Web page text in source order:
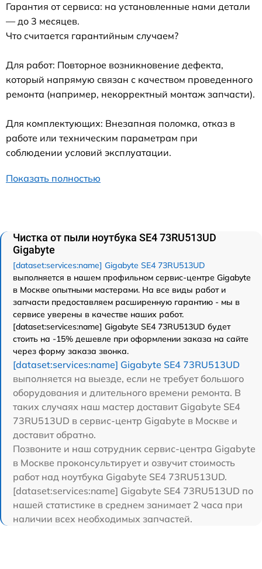
Гарантия от сервиса: на установленные нами детали
— до 3 месяцев.
Что считается гарантийным случаем?
Для работ: Повторное возникновение дефекта,
который напрямую связан с качеством проведенного
ремонта (например, некорректный монтаж запчасти).
Для комплектующих: Внезапная поломка, отказ в
работе или техническим параметрам при
соблюдении условий эксплуатации.
Показать полностью
Чистка от пыли ноутбука SE4 73RU513UD
Gigabyte
[dataset:services:name] Gigabyte SE4 73RU513UD
выполняется в нашем профильном сервис-центре Gigabyte
в Москве опытными мастерами. На все виды работ и
запчасти предоставляем расширенную гарантию - мы в
сервисе уверены в качестве наших работ.
[dataset:services:name] Gigabyte SE4 73RU513UD будет
стоить на -15% дешевле при оформлении заказа на сайте
через форму заказа звонка.
[dataset:services:name] Gigabyte SE4 73RU513UD
выполняется на выезде, если не требует большого
оборудования и длительного времени ремонта. В
таких случаях наш мастер доставит Gigabyte SE4
73RU513UD в сервис-центр Gigabyte в Москве и
доставит обратно.
Позвоните и наш сотрудник сервис-центра Gigabyte
в Москве проконсультирует и озвучит стоимость
работ над ноутбука Gigabyte SE4 73RU513UD.
[dataset:services:name] Gigabyte SE4 73RU513UD по
нашей статистике в среднем занимает 2 часа при
наличии всех необходимых запчастей.